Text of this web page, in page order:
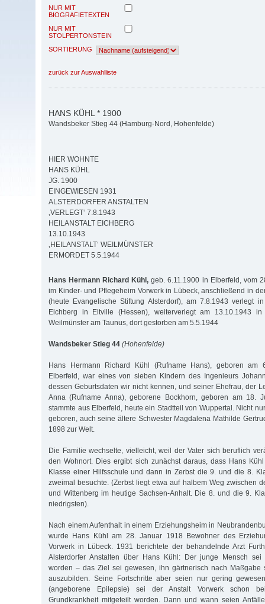
NUR MIT
BIOGRAFIETEXTEN
NUR MIT
STOLPERTONSTEIN
SORTIERUNG
zurück zur Auswahlliste
HANS KÜHL * 1900
Wandsbeker Stieg 44 (Hamburg-Nord, Hohenfelde)
HIER WOHNTE
HANS KÜHL
JG. 1900
EINGEWIESEN 1931
ALSTERDORFER ANSTALTEN
‚VERLEGT‘ 7.8.1943
HEILANSTALT EICHBERG
13.10.1943
‚HEILANSTALT‘ WEILMÜNSTER
ERMORDET 5.5.1944
Hans Hermann Richard Kühl, geb. 6.11.1900 in Elberfeld, vom
im Kinder- und Pflegeheim Vorwerk in Lübeck, anschließend in
(heute Evangelische Stiftung Alsterdorf), am 7.8.1943 verlegt
Eichberg in Eltville (Hessen), weiterverlegt am 13.10.1943 in
Weilmünster am Taunus, dort gestorben am 5.5.1944
Wandsbeker Stieg 44 (Hohenfelde)
Hans Hermann Richard Kühl (Rufname Hans), geboren am
Elberfeld, war eines von sieben Kindern des Ingenieurs
dessen Geburtsdaten wir nicht kennen, und seiner Ehefrau, der
Anna (Rufname Anna), geborene Bockhorn, geboren am 18.
stammte aus Elberfeld, heute ein Stadtteil von Wuppertal. Nicht
geboren, auch seine ältere Schwester Magdalena Mathilde
1898 zur Welt.
Die Familie wechselte, vielleicht, weil der Vater sich beruflich
den Wohnort. Dies ergibt sich zunächst daraus, dass Hans
Klasse einer Hilfsschule und dann in Zerbst die 9. und die 8.
zweimal besuchte. (Zerbst liegt etwa auf halbem Weg zwischen
und Wittenberg im heutige Sachsen-Anhalt. Die 8. und die 9.
niedrigsten).
Nach einem Aufenthalt in einem Erziehungsheim in
wurde Hans Kühl am 28. Januar 1918 Bewohner des
Vorwerk in Lübeck. 1931 berichtete der behandelnde Arzt
Alsterdorfer Anstalten über Hans Kühl: Der junge Mensch sei
worden – das Ziel sei gewesen, ihn gärtnerisch nach Maßgabe
auszubilden. Seine Fortschritte aber seien nur gering
(angeborene Epilepsie) sei der Anstalt Vorwerk schon
Grundkrankheit mitgeteilt worden. Dann und wann seien